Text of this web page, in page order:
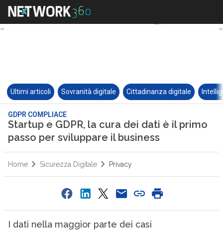
Ultimi articoli Sovranità digitale Cittadinanza digitale
GDPR COMPLIACE
Startup e GDPR, la cura dei dati è il primo
passo per sviluppare il business
Home Sicurezza Digitale Privacy
I dati nella maggior parte dei casi